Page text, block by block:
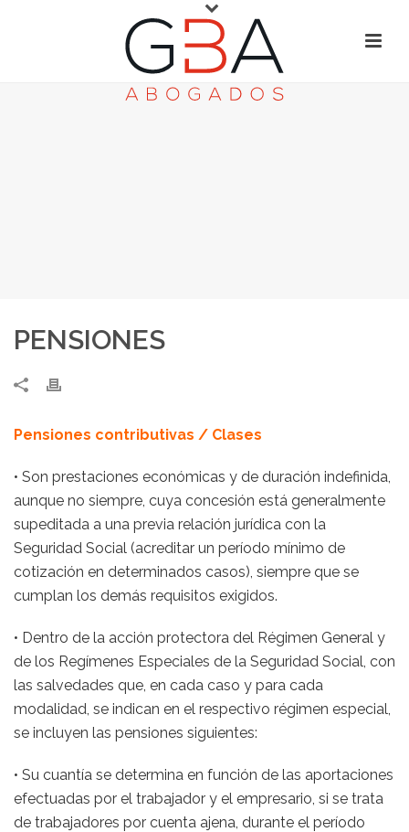
PENSIONES
Pensiones contributivas / Clases
• Son prestaciones económicas y de duración indefinida,
aunque no siempre, cuya concesión está generalmente
supeditada a una previa relación jurídica con la
Seguridad Social (acreditar un período mínimo de
cotización en determinados casos), siempre que se
cumplan los demás requisitos exigidos.
• Dentro de la acción protectora del Régimen General y
de los Regímenes Especiales de la Seguridad Social, con
las salvedades que, en cada caso y para cada
modalidad, se indican en el respectivo régimen especial,
se incluyen las pensiones siguientes:
• Su cuantía se determina en función de las aportaciones
efectuadas por el trabajador y el empresario, si se trata
de trabajadores por cuenta ajena, durante el período